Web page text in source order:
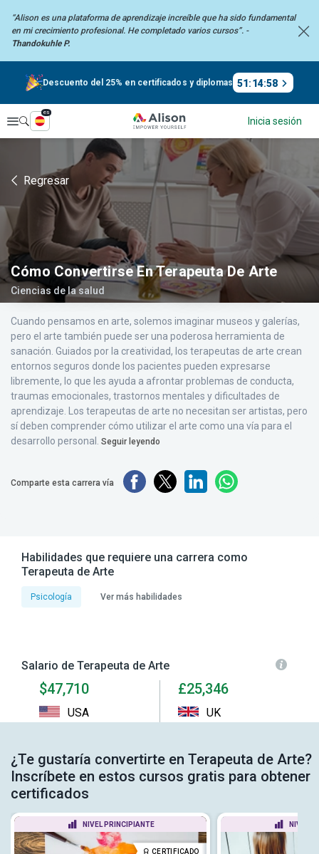
“Alison es una plataforma de aprendizaje increíble que ha sido fundamental
en micrecimiento profesional. He completado varios cursos”. -
Thandokuhle P.
Descuento del 25% en certificados y diplomas 51:14:57
Explorar
es
Inicia sesión
Regresar
Cómo Convertirse En Terapeuta De Arte
Ciencias de la salud
Cuando pensamos en arte, solemos imaginar museos y galerías,
pero el arte también puede ser una poderosa herramienta de
sanación. Guiados por la creatividad, los terapeutas de arte crean
entornos seguros donde los pacientes pueden expresarse
libremente, lo que les ayuda a afrontar problemas de conducta,
traumas emocionales, trastornos mentales y dificultades de
aprendizaje. Los terapeutas de arte no necesitan ser artistas, pero
sí deben comprender cómo utilizar el arte como una vía para el
desarrollo personal. Seguir leyendo
Comparte esta carrera vía
Habilidades que requiere una carrera como
Terapeuta de Arte
Psicología Ver más habilidades
Salario de Terapeuta de Arte
$47,710
USA
£25,346
UK
¿Te gustaría convertirte en Terapeuta de Arte?
Inscríbete en estos cursos gratis para obtener
certificados
NIVEL PRINCIPIANTE
CERTIFICADO
NIVEL